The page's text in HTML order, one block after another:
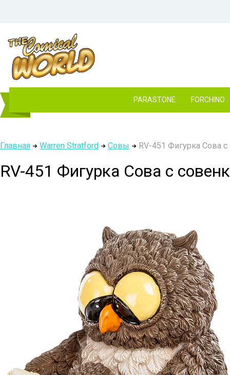
PARASTONE FORCHINO
Главная Warren Stratford Совы RV-451 Фигурка Сова
RV-451 Фигурка Сова с